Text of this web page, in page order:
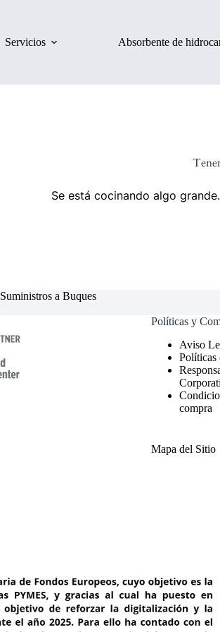
Servicios Absorbente de
Se está cocinando algo
Suministros a Buques
Políticas y
Políticas
compra
Mapa del Sitio